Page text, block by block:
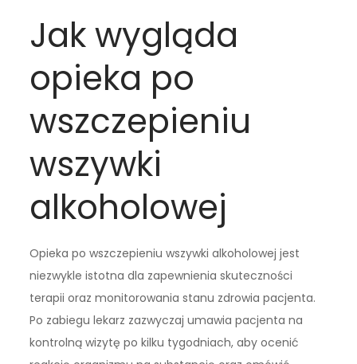
Jak wygląda
opieka po
wszczepieniu
wszywki
alkoholowej
Opieka po wszczepieniu wszywki alkoholowej jest
niezwykle istotna dla zapewnienia skuteczności
terapii oraz monitorowania stanu zdrowia pacjenta.
Po zabiegu lekarz zazwyczaj umawia pacjenta na
kontrolną wizytę po kilku tygodniach, aby ocenić